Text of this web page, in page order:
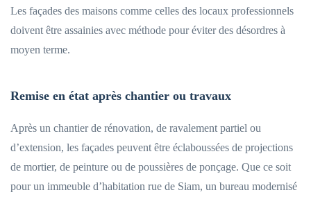
Les façades des maisons comme celles des locaux professionnels
doivent être assainies avec méthode pour éviter des désordres à
moyen terme.
Remise en état après chantier ou travaux
Après un chantier de rénovation, de ravalement partiel ou
d’extension, les façades peuvent être éclaboussées de projections
de mortier, de peinture ou de poussières de ponçage. Que ce soit
pour un immeuble d’habitation rue de Siam, un bureau modernisé